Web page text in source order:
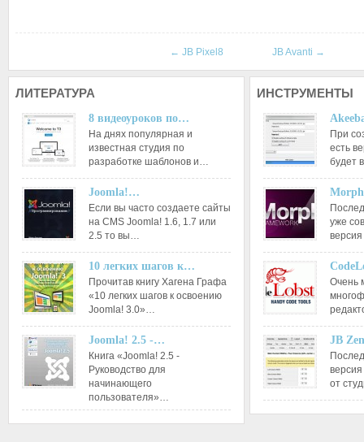
← JB Pixel8 JB Avanti →
ЛИТЕРАТУРА
8 видеоуроков по…
На днях популярная и
известная студия по
разработке шаблонов и…
Joomla!…
Если вы часто создаете сайты
на CMS Joomla! 1.6, 1.7 или
2.5 то вы…
10 легких шагов к…
Прочитав книгу Хагена Графа
«10 легких шагов к освоению
Joomla! 3.0»…
Joomla! 2.5 -…
Книга «Joomla! 2.5 -
Руководство для
начинающего
пользователя»…
ИНСТРУМЕНТЫ
При
есть
будет
уже
Очень
JB
от